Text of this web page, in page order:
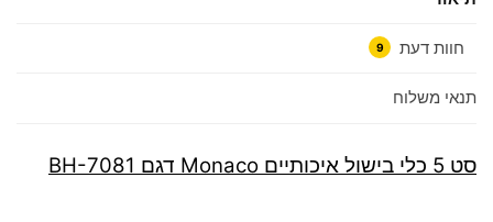
חוות דעת 9
תנאי משלוח
סט 5 כלי בישול איכותיים Monaco דגם BH-7081